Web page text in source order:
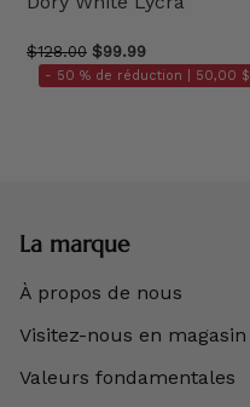
$128.00 $99.99
- 50 % de réduction | 50,00 $
La marque
À propos de nous
Visitez-nous en magasin
Valeurs fondamentales